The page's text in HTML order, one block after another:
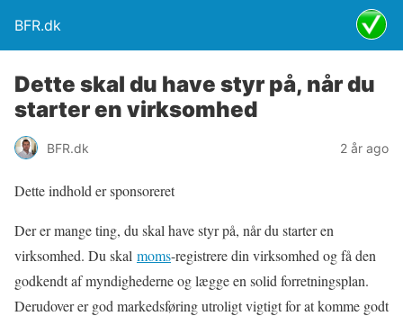
BFR.dk
Dette skal du have styr på, når du
starter en virksomhed
BFR.dk 2 år ago
Dette indhold er sponsoreret
Der er mange ting, du skal have styr på, når du starter en
virksomhed. Du skal moms-registrere din virksomhed og få den
godkendt af myndighederne og lægge en solid forretningsplan.
Derudover er god markedsføring utroligt vigtigt for at komme godt